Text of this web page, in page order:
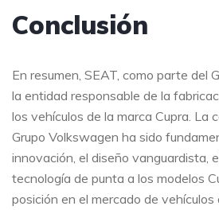
Conclusión
En resumen, SEAT, como parte del
la entidad responsable de la
los vehículos de la marca Cupra. La
Grupo Volkswagen ha sido
innovación, el diseño vanguardista,
tecnología de punta a los modelos
posición en el mercado de